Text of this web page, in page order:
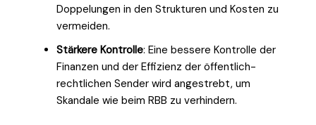
Doppelungen in den Strukturen und Kosten zu
vermeiden.
Stärkere Kontrolle: Eine bessere Kontrolle der
Finanzen und der Effizienz der öffentlich-
rechtlichen Sender wird angestrebt, um
Skandale wie beim RBB zu verhindern.